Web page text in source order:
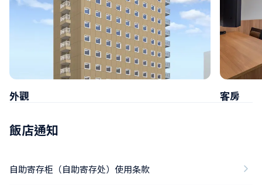
外觀 客房
飯店通知
自助寄存柜（自助寄存处）使用条款